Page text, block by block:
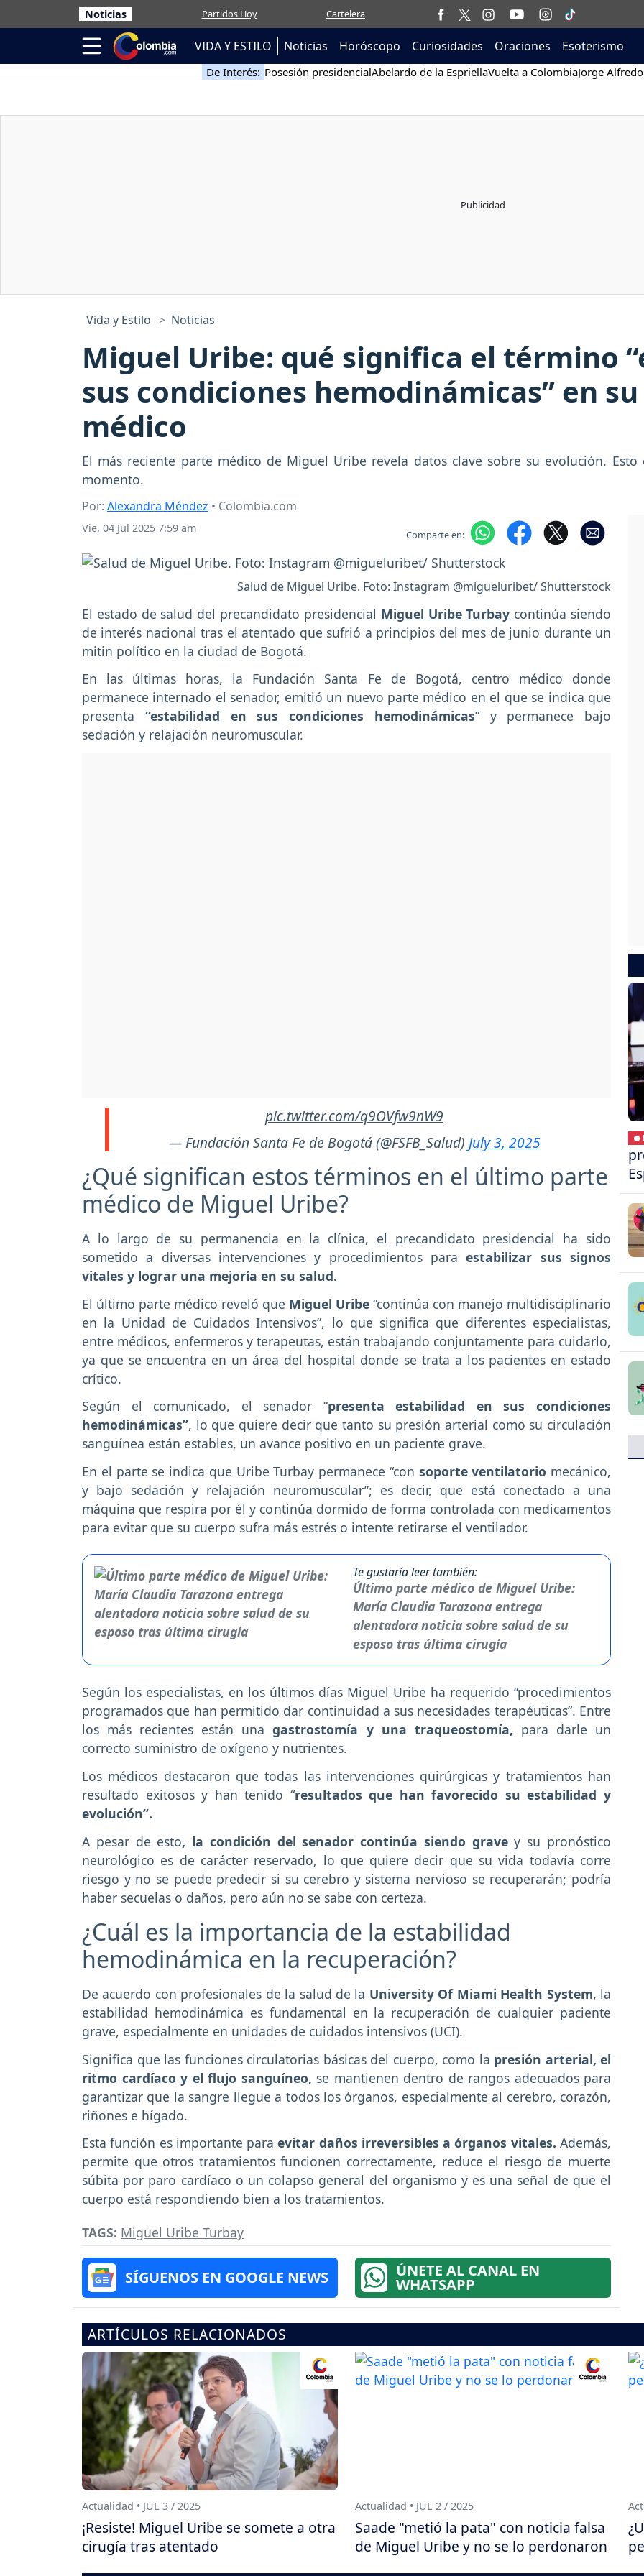
Noticias Partidos Hoy Cartelera
VIDA Y ESTILO Noticias Horóscopo Curiosidades Oraciones Esoterismo
De Interés: Posesión presidencialAbelardo de la EspriellaVuelta a ColombiaJorge
Vida y Estilo Noticias
Miguel Uribe: qué significa el término
sus condiciones hemodinámicas” en
médico
El más reciente parte médico de Miguel Uribe revela datos clave sobre su evolución.
momento.
Por: Alexandra Méndez • Colombia.com
Vie, 04 Jul 2025 7:59 am Comparte en:
Salud de Miguel Uribe. Foto: Instagram @migueluribet/ Shutterstock
El estado de salud del precandidato presidencial Miguel Uribe Turbay continúa siendo
de interés nacional tras el atentado que sufrió a principios del mes de junio durante un
mitin político en la ciudad de Bogotá.
En las últimas horas, la Fundación Santa Fe de Bogotá, centro médico donde
permanece internado el senador, emitió un nuevo parte médico en el que se indica que
presenta “estabilidad en sus condiciones hemodinámicas” y permanece bajo
sedación y relajación neuromuscular.
pic.twitter.com/q9OVfw9nW9
— Fundación Santa Fe de Bogotá (@FSFB_Salud) July 3, 2025
¿Qué significan estos términos en el último parte
médico de Miguel Uribe?
A lo largo de su permanencia en la clínica, el precandidato presidencial ha sido
sometido a diversas intervenciones y procedimientos paraestabilizar sus signos
vitales y lograr una mejoría en su salud.
El último parte médico reveló que Miguel Uribe “continúa con manejo multidisciplinario
en la Unidad de Cuidados Intensivos”, lo que significa que diferentes especialistas,
entre médicos, enfermeros y terapeutas, están trabajando conjuntamente para cuidarlo,
ya que se encuentra en un área del hospital donde se trata a los pacientes en estado
crítico.
Según el comunicado, el senador “presenta estabilidad en sus condiciones
hemodinámicas”, lo que quiere decir que tanto su presión arterial como su circulación
sanguínea están estables, un avance positivo en un paciente grave.
En el parte se indica que Uribe Turbay permanece “con soporte ventilatorio mecánico,
y bajo sedación y relajación neuromuscular”; es decir, que está conectado a una
máquina que respira por él y continúa dormido de forma controlada con medicamentos
para evitar que su cuerpo sufra más estrés o intente retirarse el ventilador.
Te gustaría leer también:
Último parte médico de Miguel Uribe:
María Claudia Tarazona entrega
alentadora noticia sobre salud de su
esposo tras última cirugía
Según los especialistas, en los últimos días Miguel Uribe ha requerido “procedimientos
programados que han permitido dar continuidad a sus necesidades terapéuticas”. Entre
los más recientes están unagastrostomía y una traqueostomía, para darle un
correcto suministro de oxígeno y nutrientes.
Los médicos destacaron que todas las intervenciones quirúrgicas y tratamientos han
resultado exitosos y han tenido “resultados que han favorecido su estabilidad y
evolución”.
A pesar de esto, la condición del senador continúa siendo gravey su pronóstico
neurológico es de carácter reservado, lo que quiere decir que su vida todavía corre
riesgo y no se puede predecir si su cerebro y sistema nervioso se recuperarán; podría
haber secuelas o daños, pero aún no se sabe con certeza.
¿Cuál es la importancia de la estabilidad
hemodinámica en la recuperación?
De acuerdo con profesionales de la salud de la University Of Miami Health System, la
estabilidad hemodinámica es fundamental en la recuperación de cualquier paciente
grave, especialmente en unidades de cuidados intensivos (UCI).
Significa que las funciones circulatorias básicas del cuerpo, como la presión arterial, el
ritmo cardíaco y el flujo sanguíneo, se mantienen dentro de rangos adecuados para
garantizar que la sangre llegue a todos los órganos, especialmente al cerebro, corazón,
riñones e hígado.
Esta función es importante paraevitar daños irreversibles a órganos vitales.Además,
permite que otros tratamientos funcionen correctamente, reduce el riesgo de muerte
súbita por paro cardíaco o un colapso general del organismo y es una señal de que el
cuerpo está respondiendo bien a los tratamientos.
TAGS: Miguel Uribe Turbay
SÍGUENOS EN GOOGLE NEWS ÚNETE AL CANAL EN
WHATSAPP
●
ARTÍCULOS RELACIONADOS
Actualidad • JUL 3 / 2025
¡Resiste! Miguel Uribe se somete a otra
cirugía tras atentado
Actualidad • JUL 2 / 2025
Saade "metió la pata" con noticia falsa
de Miguel Uribe y no se lo perdonaron